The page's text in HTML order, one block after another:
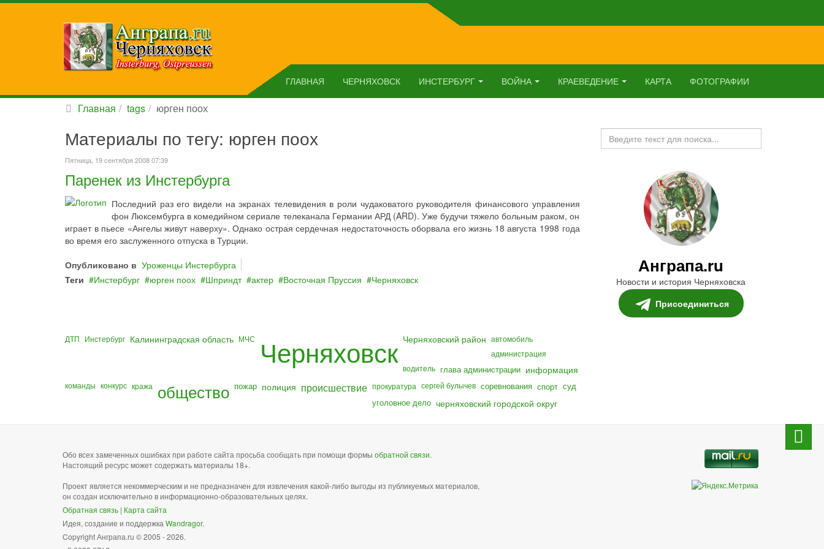
ГЛАВНАЯ ЧЕРНЯХОВСК ИНСТЕРБУРГ ВОЙНА КРАЕВЕДЕНИЕ КАРТА ФОТОГРАФИИ
Главная tags юрген поох
Материалы по тегу: юрген поох
Пятница, 19 сентября 2008 07:39
Паренек из Инстербурга
Последний раз его видели на экранах телевидения в роли чудаковатого руководителя финансового управления
фон Люксембурга в комедийном сериале телеканала Германии АРД (ARD). Уже будучи тяжело больным раком, он
играет в пьесе «Ангелы живут наверху». Однако острая сердечная недостаточность оборвала его жизнь 18 августа 1998 года
во время его заслуженного отпуска в Турции.
Опубликовано в Уроженцы Инстербурга
Теги
Инстербург юрген поох Шприндт актер Восточная Пруссия Черняховск
ДТП Инстербург Калининградская область МЧС Черняховск Черняховский район автомобиль
администрация
водитель глава администрации информация
команды конкурс кража общество пожар полиция происшествие прокуратура сергей булычев соревнования спорт суд
уголовное дело черняховский городской округ
Искать...
Анграпа.ru
Новости и история Черняховска
Присоединиться
Обо всех замеченных ошибках при работе сайта просьба сообщать при помощи формы обратной связи.
Настоящий ресурс может содержать материалы 18+.
Проект является некоммерческим и не предназначен для извлечения какой-либо выгоды из публикуемых материалов,
он создан исключительно в информационно-образовательных целях.
Обратная связь | Карта сайта
Идея, создание и поддержка Wandragor.
Copyright Анграпа.ru © 2005 - 2026.